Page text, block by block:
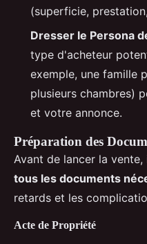
(superficie,
Dresser le Persona
type d'acheteur
exemple, une famille
plusieurs chambres)
et votre annonce.
Préparation des
Avant de lancer la
tous les documents
retards et les
Acte de Propriété